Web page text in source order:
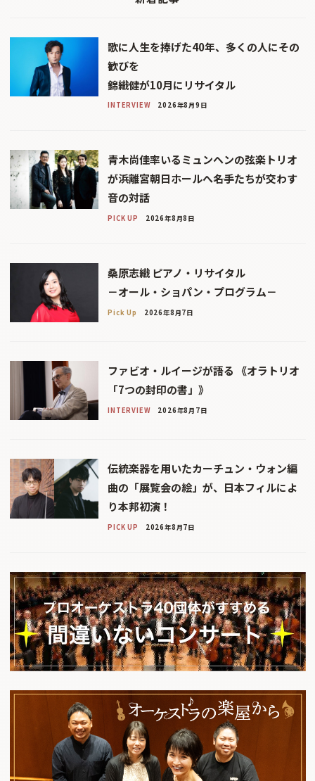
歌に人生を捧げた40年、多くの人にその
歓びを
錦織健が10月にリサイタル
INTERVIEW 2026年8月9日
青木尚佳率いるミュンヘンの弦楽トリオ
が浜離宮朝日ホールへ――名手たちが交わす
音の対話
PICK UP 2026年8月8日
桑原志織 ピアノ・リサイタル
－オール・ショパン・プログラム－
Pick Up 2026年8月7日
ファビオ・ルイージが語る 《オラトリオ
「7つの封印の書」》
INTERVIEW 2026年8月7日
伝統楽器を用いたカーチュン・ウォン編
曲の「展覧会の絵」が、日本フィルによ
り本邦初演！
PICK UP 2026年8月7日